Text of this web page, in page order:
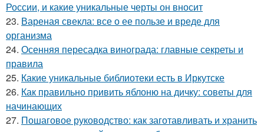
России, и какие уникальные черты он вносит
23. Вареная свекла: все о ее пользе и вреде для
организма
24. Осенняя пересадка винограда: главные секреты и
правила
25. Какие уникальные библиотеки есть в Иркутске
26. Как правильно привить яблоню на дичку: советы для
начинающих
27. Пошаговое руководство: как заготавливать и хранить